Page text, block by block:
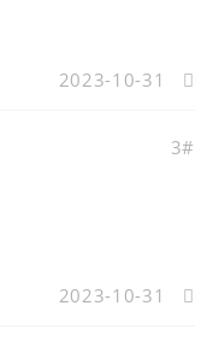
2023-10-31
3#
2023-10-31